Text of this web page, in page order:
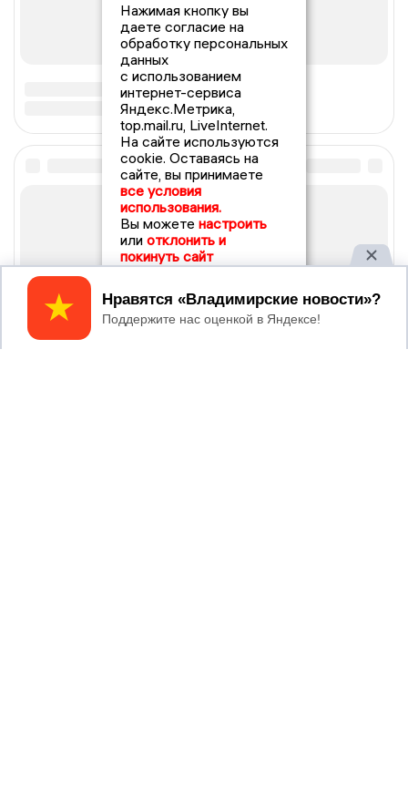
Нажимая кнопку вы
даете согласие на
обработку персональных
данных
с использованием
интернет-сервиса
Яндекс.Метрика,
top.mail.ru, LiveInternet.
На сайте используются
cookie. Оставаясь на
сайте, вы принимаете
все условия
использования.
Вы можете настроить
или отклонить и
покинуть сайт
Принять